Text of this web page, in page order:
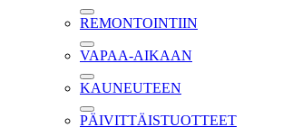
REMONTOINTIIN
VAPAA-AIKAAN
KAUNEUTEEN
PÄIVITTÄISTUOTTEET